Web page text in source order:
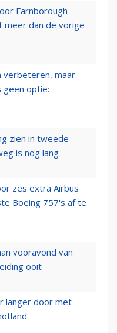
Farnborough
meer dan de vorige
verbeteren, maar
geen optie:
zien in tweede
is nog lang
zes extra Airbus
Boeing 757's af te
vooravond van
ooit
langer door met